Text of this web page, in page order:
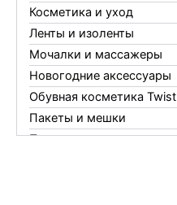
Косметика и уход
Ленты и изоленты
Мочалки и массажеры
Новогодние аксессуары
Обувная косметика Twist
Пакеты и мешки
Перчатки